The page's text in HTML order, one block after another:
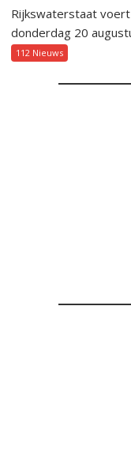
Rijkswaterstaat
donderdag 20
112 Nieuws